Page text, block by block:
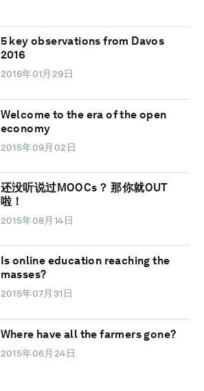
5 key observations from Davos
2016
2016年01月29日
Welcome to the era of the open
economy
2015年09月02日
还没听说过MOOCs？ 那你就OUT
啦！
2015年08月14日
Is online education reaching the
masses?
2015年07月31日
Where have all the farmers gone?
2015年06月24日